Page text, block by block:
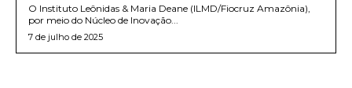
O Instituto Leônidas & Maria Deane (ILMD/Fiocruz Amazônia),
por meio do Núcleo de Inovação...
7 de julho de 2025